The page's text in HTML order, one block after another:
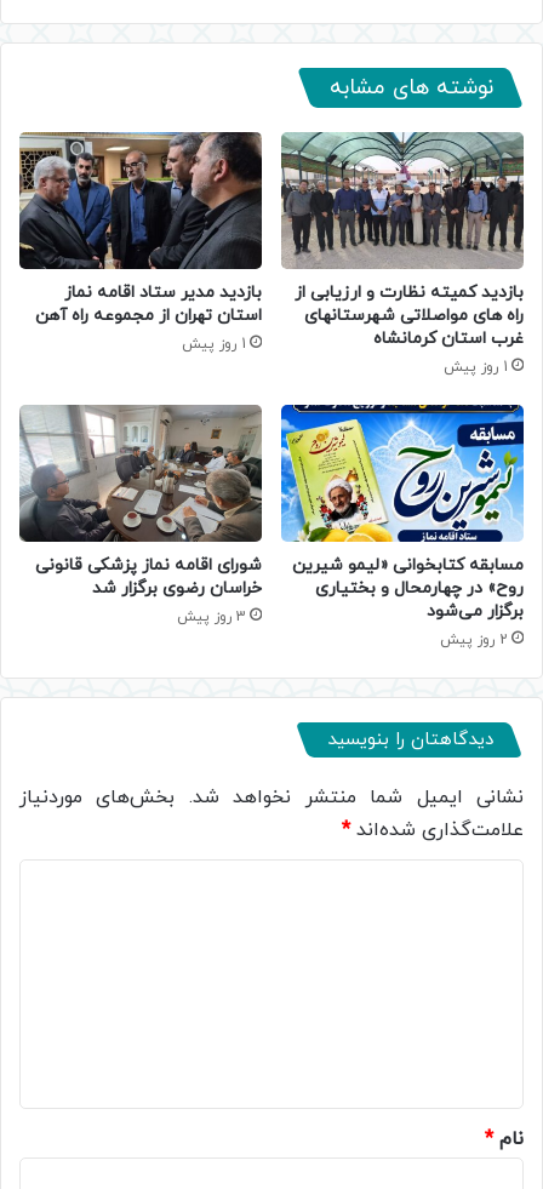
نوشته های مشابه
بازدید کمیته نظارت و ارزیابی از
راه های مواصلاتی شهرستانهای
غرب استان کرمانشاه
1 روز پیش
بازدید مدیر ستاد اقامه نماز
استان تهران از مجموعه راه آهن
1 روز پیش
مسابقه کتابخوانی «لیمو شیرین
روح» در چهارمحال و بختیاری
برگزار می‌شود
2 روز پیش
شورای اقامه نماز پزشکی قانونی
خراسان رضوی برگزار شد
3 روز پیش
دیدگاهتان را بنویسید
نشانی ایمیل شما منتشر نخواهد شد. بخش‌های موردنیاز
علامت‌گذاری شده‌اند*
نام*